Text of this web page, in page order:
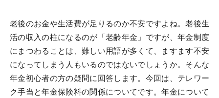
老後のお金や生活費が足りるのか不安ですよね。老後生
活の収入の柱になるのが「老齢年金」ですが、年金制度
にまつわることは、難しい用語が多くて、ますます不安
になってしまう人もいるのではないでしょうか。そんな
年金初心者の方の疑問に回答します。今回は、テレワー
ク手当と年金保険料の関係についてです。年金について